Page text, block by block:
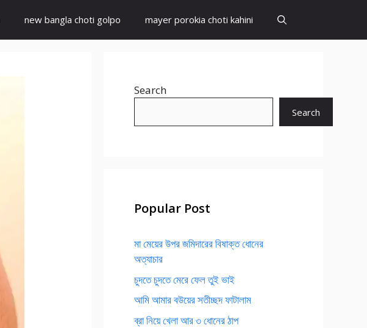
new bangla choti golpo mayer porokia choti kahini
Search
Search
Popular Post
মা মেয়ের উপর জমিদারের বিষাক্ত ধোনের
অত্যাচার
চুদতে চুদতে মেরে ফেল তুই ভাই
আমি আমার বউয়ের সতীচ্ছদ ফাটালাম
ব্রা নিয়ে খেলা আর ৩ ধোনের ঠাপ